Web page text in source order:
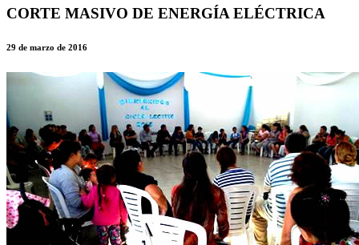
CORTE MASIVO DE ENERGÍA ELÉCTRICA
29 de marzo de 2016